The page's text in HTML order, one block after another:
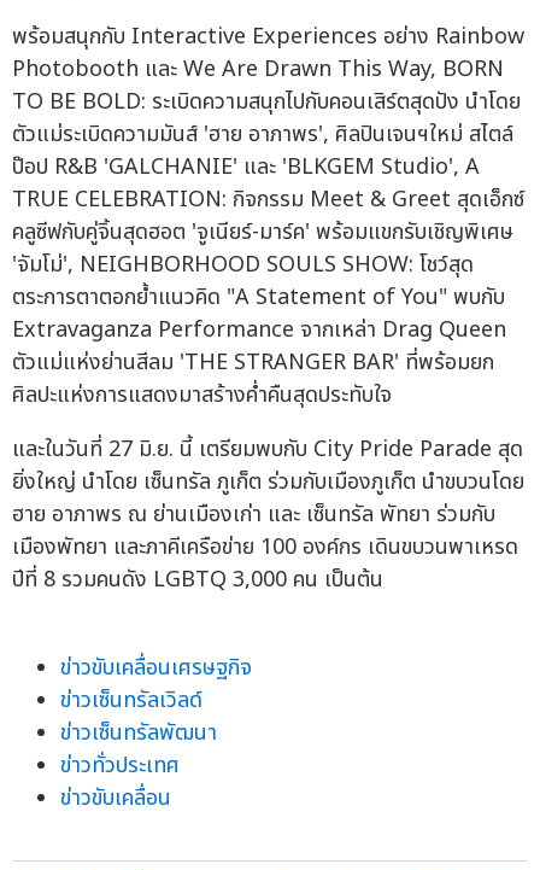
พร้อมสนุกกับ Interactive Experiences อย่าง Rainbow
Photobooth และ We Are Drawn This Way, BORN
TO BE BOLD: ระเบิดความสนุกไปกับคอนเสิร์ตสุดปัง นำโดย
ตัวแม่ระเบิดความมันส์ 'ฮาย อาภาพร', ศิลปินเจนฯใหม่ สไตล์
ป๊อป R&B 'GALCHANIE' และ 'BLKGEM Studio', A
TRUE CELEBRATION: กิจกรรม Meet & Greet สุดเอ็กซ์
คลูซีฟกับคู่จิ้นสุดฮอต 'จูเนียร์-มาร์ค' พร้อมแขกรับเชิญพิเศษ
'จัมโม่', NEIGHBORHOOD SOULS SHOW: โชว์สุด
ตระการตาตอกย้ำแนวคิด "A Statement of You" พบกับ
Extravaganza Performance จากเหล่า Drag Queen
ตัวแม่แห่งย่านสีลม 'THE STRANGER BAR' ที่พร้อมยก
ศิลปะแห่งการแสดงมาสร้างค่ำคืนสุดประทับใจ
และในวันที่ 27 มิ.ย. นี้ เตรียมพบกับ City Pride Parade สุด
ยิ่งใหญ่ นำโดย เซ็นทรัล ภูเก็ต ร่วมกับเมืองภูเก็ต นำขบวนโดย
ฮาย อาภาพร ณ ย่านเมืองเก่า และ เซ็นทรัล พัทยา ร่วมกับ
เมืองพัทยา และภาคีเครือข่าย 100 องค์กร เดินขบวนพาเหรด
ปีที่ 8 รวมคนดัง LGBTQ 3,000 คน เป็นต้น
ข่าวขับเคลื่อนเศรษฐกิจ
ข่าวเซ็นทรัลเวิลด์
ข่าวเซ็นทรัลพัฒนา
ข่าวทั่วประเทศ
ข่าวขับเคลื่อน